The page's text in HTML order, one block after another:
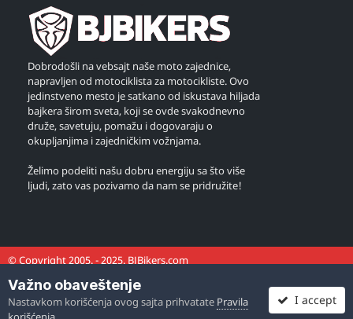
Dobrodošli na vebsajt naše moto zajednice,
napravljen od motociklista za motocikliste. Ovo
jedinstveno mesto je satkano od iskustava hiljada
bajkera širom sveta, koji se ovde svakodnevno
druže, savetuju, pomažu i dogovaraju o
okupljanjima i zajedničkim vožnjama.
Želimo podeliti našu dobru energiju sa što više
ljudi, zato vas pozivamo da nam se pridružite!
© Copyright 2005. - 2025. BJBikers.com
Važno obaveštenje
Nastavkom korišćenja ovog sajta prihvatate Pravila
I accept